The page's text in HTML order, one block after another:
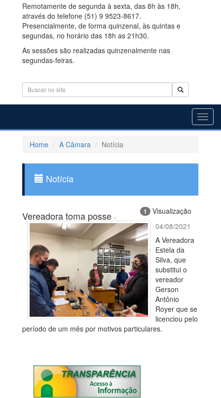
Remotamente de segunda à sexta, das 8h às 18h,
através do telefone (51) 9 9523-8617.
Presencialmente, de forma quinzenal, às quintas e
segundas, no horário das 18h as 21h30.
As sessões são realizadas quinzenalmente nas
segundas-feiras.
Home
A Câmara Notícia
Notícia
1 Visualização
Vereadora toma posse -
04/08/2021
A Vereadora
Estela da
Silva, que
substitui o
vereador
Gerson
Antônio
Royer que se
licenciou pelo
período de um mês por motivos particulares.